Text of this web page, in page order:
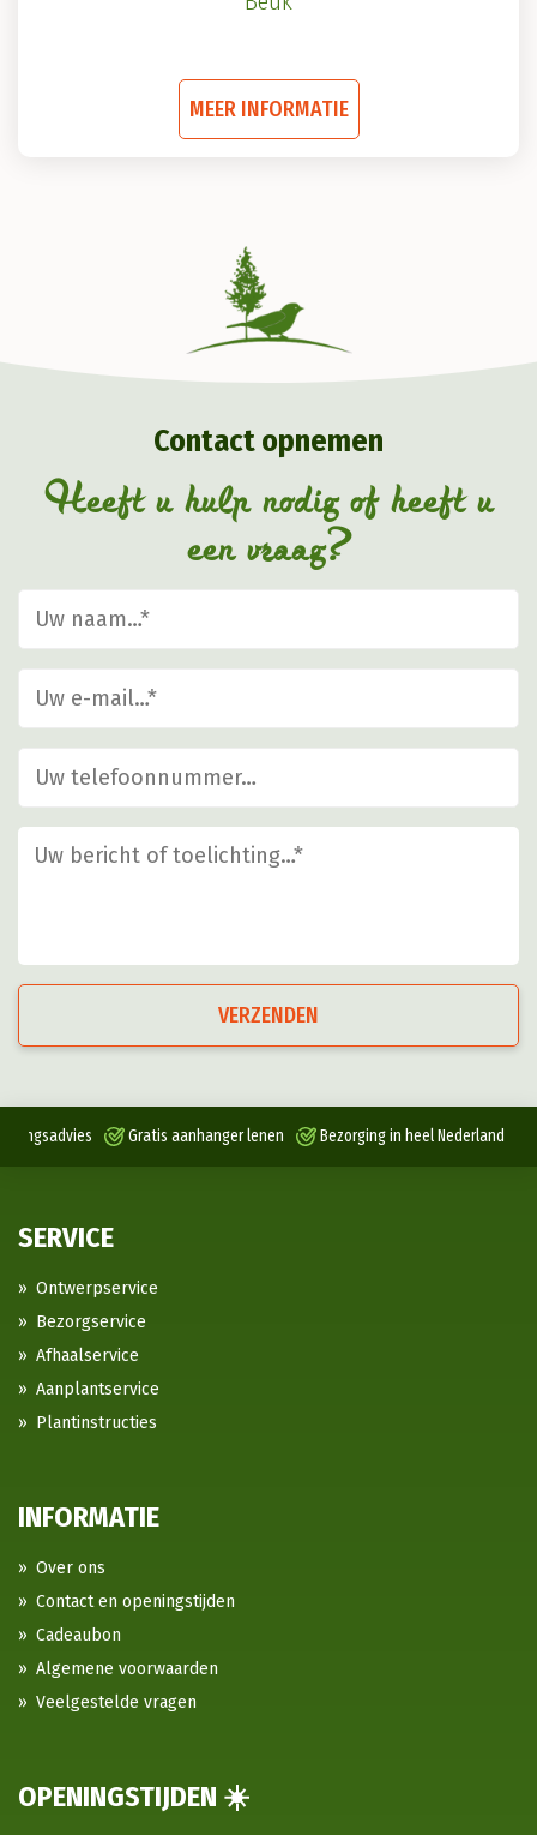
MEER INFORMATIE
product
worden
op
de
Contact opnemen
Heeft u hulp nodig of heeft u
een vraag?
VERZENDEN
Gratis aanhanger lenen Bezorging in heel Nederland
SERVICE
Ontwerpservice
Bezorgservice
Afhaalservice
Aanplantservice
Plantinstructies
INFORMATIE
Over ons
Contact en openingstijden
Cadeaubon
Algemene voorwaarden
Veelgestelde vragen
OPENINGSTIJDEN ☀️